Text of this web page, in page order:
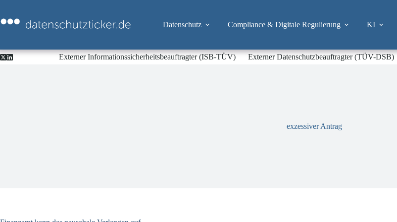
springen
Datenschutz Compliance & Digitale Regulierung KI
Externer Informationssicherheitsbeauftragter (ISB-TÜV) Externer Datenschutzbeauftragter (TÜV-DSB)
exzessiver Antrag